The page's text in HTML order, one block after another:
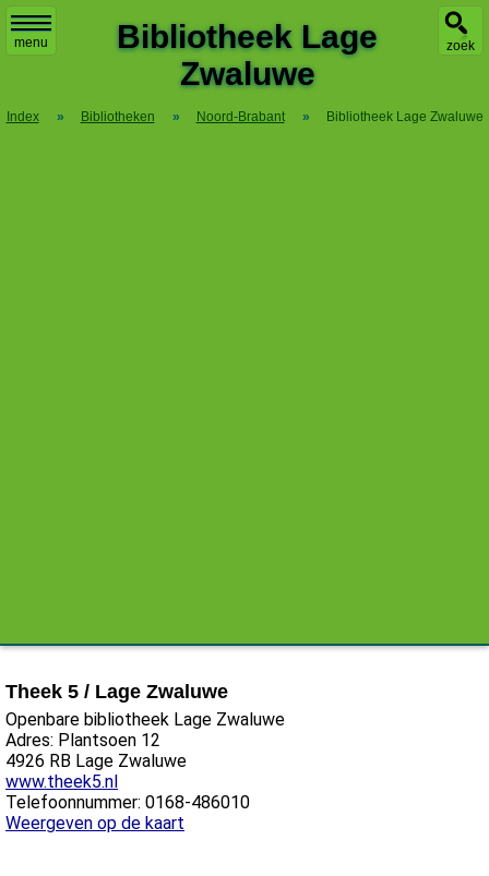
menu zoek
Bibliotheek Lage
Zwaluwe
Index » Bibliotheken » Noord-Brabant » Bibliotheek Lage Zwaluwe
Theek 5 / Lage Zwaluwe
Openbare bibliotheek Lage Zwaluwe
Adres: Plantsoen 12
4926 RB Lage Zwaluwe
www.theek5.nl
Telefoonnummer: 0168-486010
Weergeven op de kaart